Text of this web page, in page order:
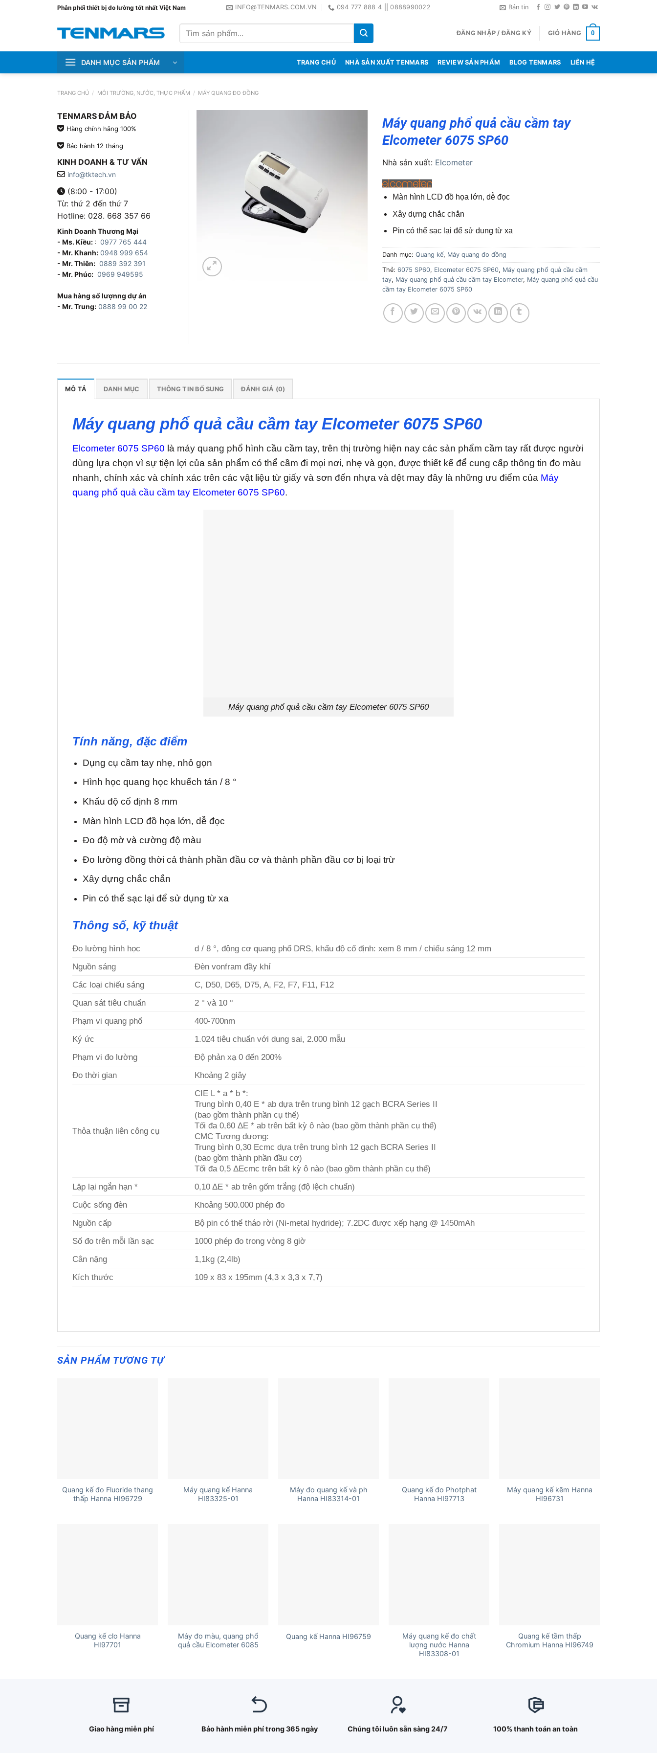
Phân phối thiết bị đo lường tốt nhất Việt Nam INFO@TENMARS.COM.VN 094 777 888 4 || 0888990022 Bản tin
kiếm:
ĐĂNG NHẬP / ĐĂNG KÝ GIỎ HÀNG 0
DANH MỤC SẢN PHẨM TRANG CHỦ NHÀ SẢN XUẤT TENMARS REVIEW SẢN PHẨM BLOG TENMARS LIÊN HỆ
TRANG CHỦ / MÔI TRƯỜNG, NƯỚC, THỰC PHẨM / MÁY QUANG ĐO ĐỒNG
Máy quang phổ quả cầu cầm tay
Elcometer 6075 SP60
Nhà sản xuất: Elcometer
Màn hình LCD đồ họa lớn, dễ đọc
Xây dựng chắc chắn
Pin có thể sạc lại để sử dụng từ xa
Danh mục: Quang kế, Máy quang đo đồng
Thẻ: 6075 SP60, Elcometer 6075 SP60, Máy quang phổ quả cầu cầm
tay, Máy quang phổ quả cầu cầm tay Elcometer, Máy quang phổ quả cầu
cầm tay Elcometer 6075 SP60
TENMARS ĐẢM BẢO
Hàng chính hãng 100%
Bảo hành 12 tháng
KINH DOANH & TƯ VẤN
info@tktech.vn
(8:00 - 17:00)
Từ: thứ 2 đến thứ 7
Hotline: 028. 668 357 66
Kinh Doanh Thương Mại
- Ms. Kiều: : 0977 765 444
- Mr. Khanh: 0948 999 654
- Mr. Thiên: 0889 392 391
- Mr. Phúc: 0969 949595
Mua hàng số lượnng dự án
- Mr. Trung: 0888 99 00 22
MÔ TẢ DANH MỤC THÔNG TIN BỔ SUNG ĐÁNH GIÁ (0)
Máy quang phổ quả cầu cầm tay Elcometer 6075 SP60
Elcometer 6075 SP60 là máy quang phổ hình cầu cầm tay, trên thị trường hiện nay các sản phẩm cầm tay rất được người
dùng lựa chọn vì sự tiện lợi của sản phẩm có thể cầm đi mọi nơi, nhẹ và gọn, được thiết kế để cung cấp thông tin đo màu
nhanh, chính xác và chính xác trên các vật liệu từ giấy và sơn đến nhựa và dệt may đây là những ưu điểm của Máy
quang phổ quả cầu cầm tay Elcometer 6075 SP60.
Máy quang phổ quả cầu cầm tay Elcometer 6075 SP60
Tính năng, đặc điểm
Dụng cụ cầm tay nhẹ, nhỏ gọn
Hình học quang học khuếch tán / 8 °
Khẩu độ cố định 8 mm
Màn hình LCD đồ họa lớn, dễ đọc
Đo độ mờ và cường độ màu
Đo lường đồng thời cả thành phần đầu cơ và thành phần đầu cơ bị loại trừ
Xây dựng chắc chắn
Pin có thể sạc lại để sử dụng từ xa
Thông số, kỹ thuật
Đo lường hình học
d / 8 °, động cơ quang phổ DRS, khẩu độ cố định: xem 8 mm / chiếu sáng 12 mm
Nguồn sáng
Đèn vonfram đầy khí
Các loại chiếu sáng
C, D50, D65, D75, A, F2, F7, F11, F12
Quan sát tiêu chuẩn
2 ° và 10 °
Phạm vi quang phổ
400-700nm
Ký ức
1.024 tiêu chuẩn với dung sai, 2.000 mẫu
Phạm vi đo lường
Độ phản xạ 0 đến 200%
Đo thời gian
Khoảng 2 giây
Thỏa thuận liên công cụ
CIE L * a * b *:
Trung bình 0,40 E * ab dựa trên trung bình 12 gạch BCRA Series II
(bao gồm thành phần cụ thể)
Tối đa 0,60 ΔE * ab trên bất kỳ ô nào (bao gồm thành phần cụ thể)
CMC Tương đương:
Trung bình 0,30 Ecmc dựa trên trung bình 12 gạch BCRA Series II
(bao gồm thành phần đầu cơ)
Tối đa 0,5 ΔEcmc trên bất kỳ ô nào (bao gồm thành phần cụ thể)
Lặp lại ngắn hạn *
0,10 ΔE * ab trên gốm trắng (độ lệch chuẩn)
Cuộc sống đèn
Khoảng 500.000 phép đo
Nguồn cấp
Bộ pin có thể tháo rời (Ni-metal hydride); 7.2DC được xếp hạng @ 1450mAh
Số đo trên mỗi lần sạc
1000 phép đo trong vòng 8 giờ
Cân nặng
1,1kg (2,4lb)
Kích thước
109 x 83 x 195mm (4,3 x 3,3 x 7,7)
SẢN PHẨM TƯƠNG TỰ
Quang kế đo Fluoride thang
thấp Hanna HI96729
Máy quang kế Hanna
HI83325-01
Máy đo quang kế và ph
Hanna HI83314-01
Quang kế đo Photphat
Hanna HI97713
Máy quang kế kẽm Hanna
HI96731
Quang kế clo Hanna
HI97701
Máy đo màu, quang phổ
quả cầu Elcometer 6085
Quang kế Hanna HI96759
Máy quang kế đo chất
lượng nước Hanna
HI83308-01
Quang kế tầm thấp
Chromium Hanna HI96749
Giao hàng miễn phí Bảo hành miễn phí trong 365 ngày Chúng tôi luôn sẵn sàng 24/7 100% thanh toán an toàn